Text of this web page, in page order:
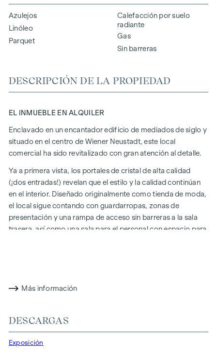
Azulejos
Linóleo
Parquet
Calefacción por suelo
radiante
Gas
Sin barreras
DESCRIPCIÓN DE LA PROPIEDAD
EL INMUEBLE EN ALQUILER
Enclavado en un encantador edificio de mediados de siglo y
situado en el centro de Wiener Neustadt, este local
comercial ha sido revitalizado con gran atención al detalle.
Ya a primera vista, los portales de cristal de alta calidad
(¡dos entradas!) revelan que el estilo y la calidad continúan
en el interior. Diseñado originalmente como tienda de moda,
el local sigue contando con guardarropas, zonas de
presentación y una rampa de acceso sin barreras a la sala
trasera, así como una sala para el personal con espacio para
lo hace ideal para numerosos usos posibles: desde oficinas
Estaremos encantados de mostrarle el inmueble durante una
Más información
DESCARGAS
Exposición